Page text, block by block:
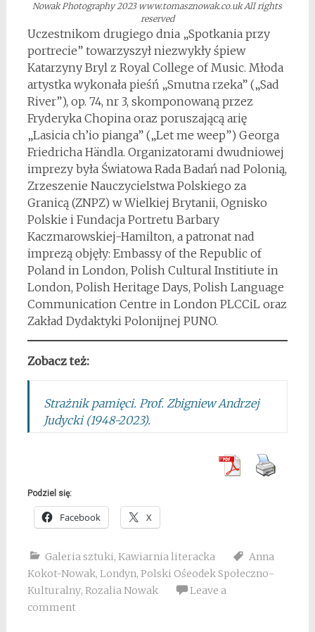
Nowak Photography 2023 www.tomasznowak.co.uk All rights
reserved
Uczestnikom drugiego dnia „Spotkania przy
portrecie” towarzyszył niezwykły śpiew
Katarzyny Bryl z Royal College of Music. Młoda
artystka wykonała pieśń „Smutna rzeka” („Sad
River”), op. 74, nr 3, skomponowaną przez
Fryderyka Chopina oraz poruszającą arię
„Lasicia ch’io pianga” („Let me weep”) Georga
Friedricha Händla. Organizatorami dwudniowej
imprezy była Światowa Rada Badań nad Polonią,
Zrzeszenie Nauczycielstwa Polskiego za
Granicą (ZNPZ) w Wielkiej Brytanii, Ognisko
Polskie i Fundacja Portretu Barbary
Kaczmarowskiej-Hamilton, a patronat nad
imprezą objęły: Embassy of the Republic of
Poland in London, Polish Cultural Institiute in
London, Polish Heritage Days, Polish Language
Communication Centre in London PLCCiL oraz
Zakład Dydaktyki Polonijnej PUNO.
Zobacz też:
Strażnik pamięci. Prof. Zbigniew Andrzej
Judycki (1948-2023).
Podziel się:
Facebook X
Galeria sztuki, Kawiarnia literacka
Anna
Kokot-Nowak, Londyn, Polski Ośeodek Społeczno-
Kulturalny, Rozalia Nowak
Leave a
comment